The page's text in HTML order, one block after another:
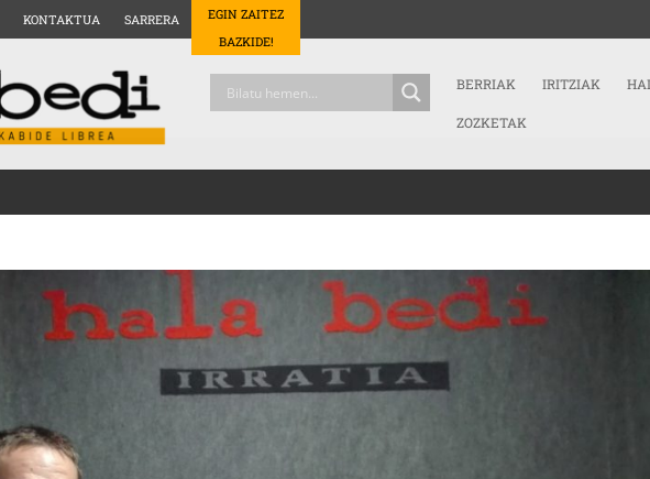
KONTAKTUA SARRERA
EGIN ZAITEZ
BAZKIDE!
BERRIAK IRITZIAK
ZOZKETAK